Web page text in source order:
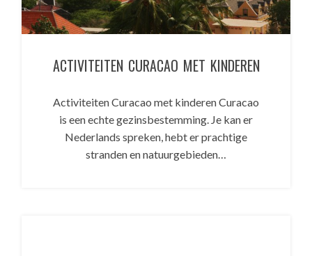
ACTIVITEITEN CURACAO MET KINDEREN
Activiteiten Curacao met kinderen Curacao
is een echte gezinsbestemming. Je kan er
Nederlands spreken, hebt er prachtige
stranden en natuurgebieden…